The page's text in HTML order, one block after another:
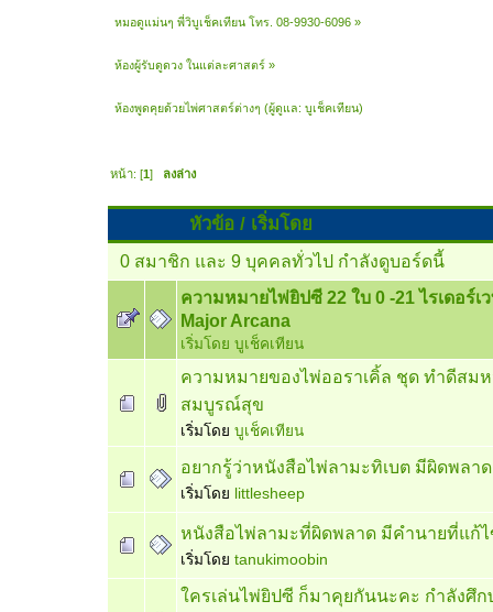
หมอดูแม่นๆ พี่วิบูเช็คเทียน โทร. 08-9930-6096 »
ห้องผู้รับดูดวง ในแต่ละศาสตร์ »
ห้องพูดคุยด้วยไพ่ศาสตร์ต่างๆ (ผู้ดูแล:บูเช็คเทียน)
หน้า: [1] ลงล่าง
หัวข้อ/ เริ่มโดย
0 สมาชิก และ 9 บุคคลทั่วไป กำลังดูบอร์ดนี้
ความหมายไพ่ยิปซี 22 ใบ 0 -21 ไรเดอร์เ
Major Arcana
เริ่มโดย บูเช็คเทียน
ความหมายของไพ่ออราเคิ้ล ชุด ทำดีสมห
สมบูรณ์สุข
เริ่มโดย บูเช็คเทียน
อยากรู้ว่าหนังสือไพ่ลามะทิเบต มีผิดพลา
เริ่มโดย littlesheep
หนังสือไพ่ลามะที่ผิดพลาด มีคำนายที่แก้
เริ่มโดย tanukimoobin
ใครเล่นไพ่ยิปซี ก็มาคุยกันนะคะ กำลังศึ